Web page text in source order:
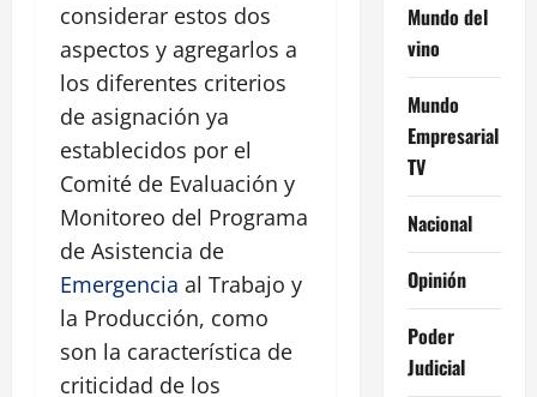
considerar estos dos
aspectos y agregarlos a
los diferentes criterios
de asignación ya
establecidos por el
Comité de Evaluación y
Monitoreo del Programa
de Asistencia de
Emergencia al Trabajo y
la Producción, como
son la característica de
criticidad de los
Mundo del
vino
Mundo
Empresarial
TV
Nacional
Opinión
Poder
Judicial